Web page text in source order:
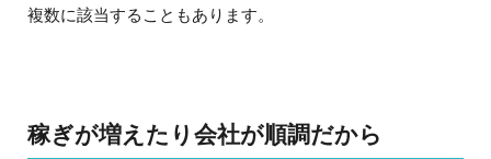
複数に該当することもあります。
稼ぎが増えたり会社が順調だから